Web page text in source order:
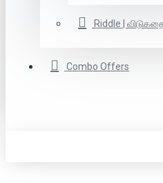
Riddle |
Combo Offers